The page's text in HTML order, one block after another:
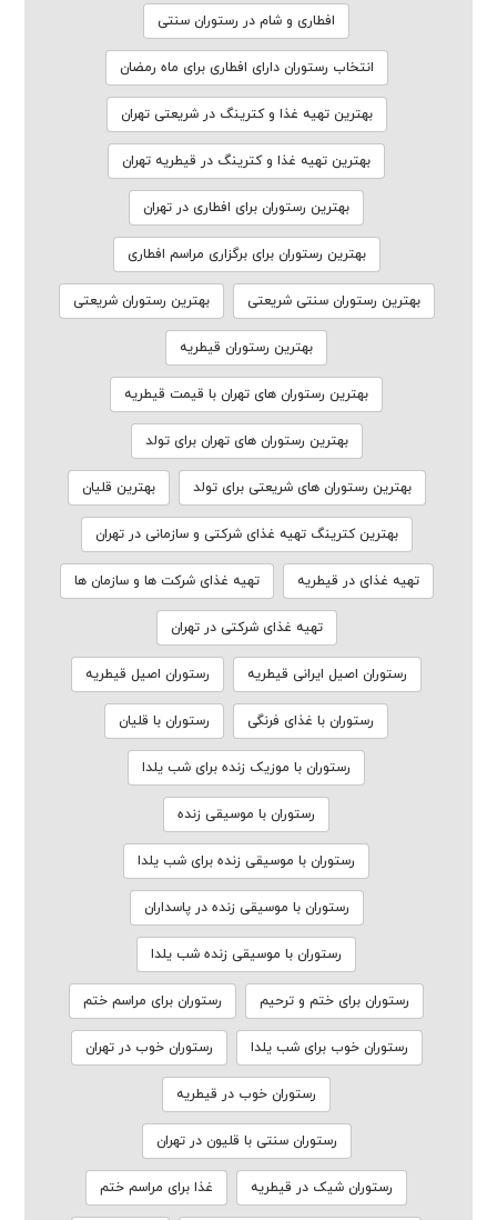
افطاری و شام در رستوران سنتی
انتخاب رستوران دارای افطاری برای ماه رمضان
بهترین تهیه غذا و کترینگ در شریعتی تهران
بهترین تهیه غذا و کترینگ در قیطریه تهران
بهترین رستوران برای افطاری در تهران
بهترین رستوران برای برگزاری مراسم افطاری
بهترین رستوران سنتی شریعتی بهترین رستوران شریعتی
بهترین رستوران قیطریه
بهترین رستوران های تهران با قیمت قیطریه
بهترین رستوران های تهران برای تولد
بهترین رستوران های شریعتی برای تولد بهترین قلیان
بهترین کترینگ تهیه غذای شرکتی و سازمانی در تهران
تهیه غذای در قیطریه تهیه غذای شرکت ها و سازمان ها
تهیه غذای شرکتی در تهران
رستوران اصیل ایرانی قیطریه رستوران اصیل قیطریه
رستوران با غذای فرنگی رستوران با قلیان
رستوران با موزیک زنده برای شب یلدا
رستوران با موسیقی زنده
رستوران با موسیقی زنده برای شب یلدا
رستوران با موسیقی زنده در پاسداران
رستوران با موسیقی زنده شب یلدا
رستوران برای ختم و ترحیم رستوران برای مراسم ختم
رستوران خوب برای شب یلدا رستوران خوب در تهران
رستوران خوب در قیطریه
رستوران سنتی با قلیون در تهران
رستوران شیک در قیطریه غذا برای مراسم ختم